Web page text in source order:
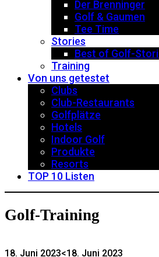
Der Brenninger
Golf & Gaumen
Tee Time
Stories
Best of Golf-
Training
Von uns getestet
Clubs
Club-Restaurants
Golfplätze
Hotels
Indoor Golf
Produkte
Resorts
TOP 10 Listen
Golf-Training
18. Juni 2023<18. Juni 2023